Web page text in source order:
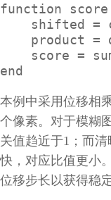
function
shifted =
product =
score =
end
本例中采用位移相
个像素。对于模糊
关值趋近于1；而
快，对应比值更小
位移步长以获得稳